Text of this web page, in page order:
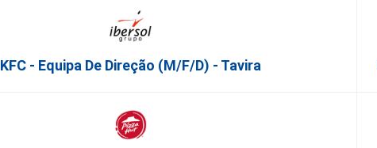
KFC - Equipa De Direção (m/f/d) - Tavira